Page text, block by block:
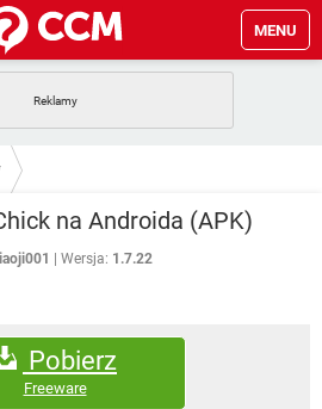
MENU
NETFLIX
FACEBOOK
TIKTOK
NETFLIX
FACEBOOK
WHATSAPP
NETFLIX
TIKTOK
na Androida (APK)
Wersja: 1.7.22
Pobierz
Freeware